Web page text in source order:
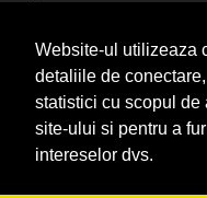
Website-ul utilizeaza
detaliile de
statistici cu scopul de
site-ului si pentru a
intereselor dvs.
CasaFunerara.com
Firma-Pompe-Funebre.ro
Firma-Servicii-
ParastasesiPomeni.ro